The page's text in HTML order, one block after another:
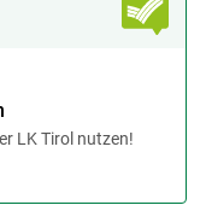
LK Tirol nutzen!